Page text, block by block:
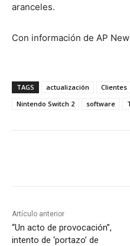
aranceles.
Con información de AP
TAGS actualización Clientes
Nintendo Switch 2
software
Artículo anterior
“Un acto de provocación”,
intento de ‘portazo’ de